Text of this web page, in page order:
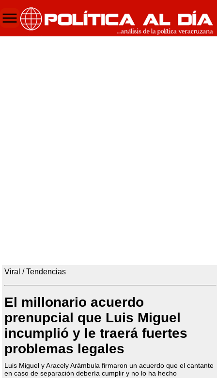
Viral / Tendencias
El millonario acuerdo
prenupcial que Luis Miguel
incumplió y le traerá fuertes
problemas legales
Luis Miguel y Aracely Arámbula firmaron un acuerdo que el cantante
en caso de separación debería cumplir y no lo ha hecho